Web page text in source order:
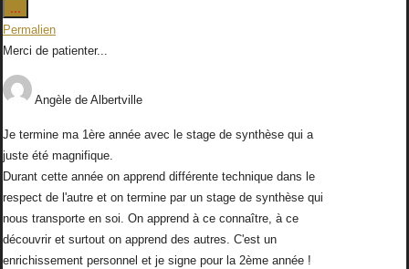
...
cette
boîte
méta.
Permalien
Merci de patienter...
Angèle de Albertville
Je termine ma 1ère année avec le stage de synthèse qui a
juste été magnifique.
Durant cette année on apprend différente technique dans le
respect de l'autre et on termine par un stage de synthèse qui
nous transporte en soi. On apprend à ce connaître, à ce
découvrir et surtout on apprend des autres. C'est un
enrichissement personnel et je signe pour la 2ème année !